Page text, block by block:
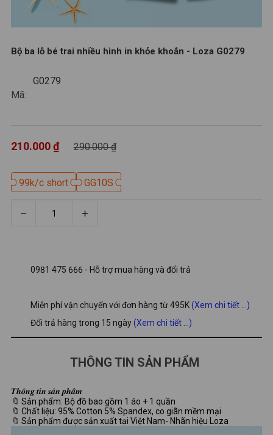
Bộ ba lỗ bé trai nhiều hình in khỏe khoắn - Loza G0279
Mã:
290.000 ₫
210.000 ₫
0981 475 666 - Hỗ trợ mua hàng và đổi trả
Miễn phí vận chuyển với đơn hàng từ 495K(Xem chi tiết ...)
Đổi trả hàng trong 15 ngày(Xem chi tiết ...)
G0279
99k/c short
99k/c short GG10S
GG10S
THÔNG TIN SẢN PHẨM
𝑻𝒉𝒐̂𝒏𝒈 𝒕𝒊𝒏 𝒔𝒂̉𝒏 𝒑𝒉𝒂̂̉𝒎
🔖 Sản phẩm: Bộ đồ bao gồm 1 áo + 1 quần
🔖 Chất liệu: 95% Cotton 5% Spandex, co giãn mềm mại
🔖 Sản phẩm được sản xuất tại Việt Nam- Nhãn hiệu Loza